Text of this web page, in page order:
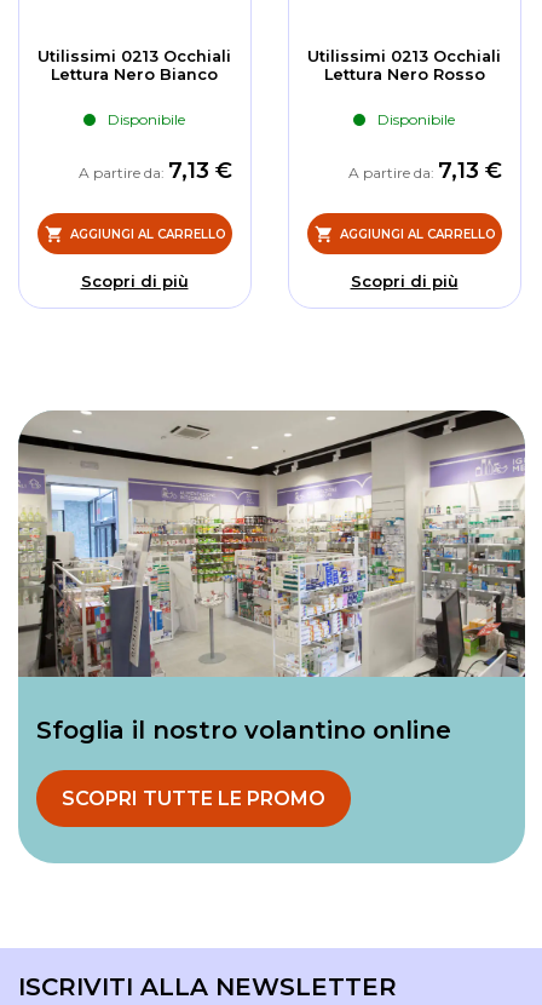
Utilissimi 0213 Occhiali
Lettura Nero Bianco
Disponibile
A partire da 7,13 €
AGGIUNGI AL CARRELLO
Scopri di più
Utilissimi 0213 Occhiali
Lettura Nero Rosso
Disponibile
A partire da 7,13 €
AGGIUNGI AL CARRELLO
Scopri di più
Sfoglia il nostro volantino online
SCOPRI TUTTE LE PROMO
ISCRIVITI ALLA NEWSLETTER